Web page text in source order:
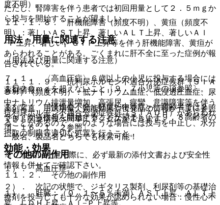
度不明）。
１１．１．８． 肝機能障害（頻度不明）、黄疸（頻度不
明）：著しいＡＳＴ上昇、著しいＡＬＴ上昇、著しいＡｌ
−Ｐ上昇、著しいγ−ＧＴＰ上昇等を伴う肝機能障害、黄疸が
あらわれることがある。ごくまれに肝不全に至った症例が報
告されている。
１１．１．９． 抗利尿ホルモン不適合分泌症候群（ＳＩＡ
ＤＨ）（頻度不明）：低ナトリウム血症、低浸透圧血症、尿
中ナトリウム排泄量増加、高張尿、痙攣、意識障害等を伴う
抗利尿ホルモン不適合分泌症候群（ＳＩＡＤＨ）があらわれ
ることがあるので、このような場合には投与を中止し、水分
摂取の制限等適切な処置を行うこと。
その他の副作用
１１．２． その他の副作用
１）． 肝臓：（０．１〜５％未満）ＡＳＴ上昇、ＡＬＴ上
昇、ＬＤＨ上昇、Ａｌ−Ｐ上昇等。
ただし、腎障害を伴う患者では初回用量として２．５ｍｇか
ら投与を開始することが望ましい。
用法・用量に関連する注意
（用法及び用量に関連する注意）
７．１． 〈高血圧症〉６歳以上の小児に投与する場合には
１日２０ｍｇを超えないこと〔９．７小児等の項参照〕。
７．２． 〈慢性心不全＜軽症〜中等症＞〉高齢者では２．
５ｍｇから投与を開始することが望ましい〔９．８高齢者の
項、１６．１．２参照〕。
効能・効果
１）． 高血圧症。
２）． 次記の状態で、ジギタリス製剤、利尿剤等の基礎治
療剤を投与しても十分な効果が認められない場合：慢性心不
薬剤情報
薬剤写真、用法用量、効能効果や後発品の情報が一度に参照
でき、関連情報へ簡単にアクセスができます。
一般名、製品名どちらでも検索可能！
※ ご使用いただく際に、必ず最新の添付文書および安全性
情報も併せてご確認下さい。